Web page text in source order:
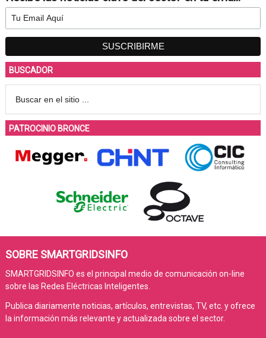
BUSCADOR
PATROCINIO BRONCE
SOBRE SMARTGRIDSINFO
SMARTGRIDSINFO es el principal medio de comunicación on-line
sobre las Redes Eléctricas Inteligentes.
Publica diariamente noticias, artículos, entrevistas, TV, etc. y ofrece
la información más relevante y actualizada sobre el sector.